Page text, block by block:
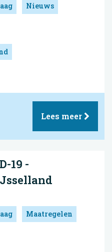
Nieuws
Lees meer
19 -
Maatregelen